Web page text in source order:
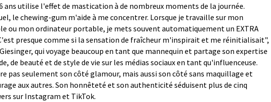
ans utilise l'effet de mastication à de nombreux moments de la journée.
le chewing-gum m'aide à me concentrer. Lorsque je travaille sur mon
ou mon ordinateur portable, je mets souvent automatiquement un EXTRA
presque comme si la sensation de fraîcheur m'inspirait et me réinitialisait",
qui voyage beaucoup en tant que mannequin et partage son expertise
de beauté et de style de vie sur les médias sociaux en tant qu'influenceuse.
pas seulement son côté glamour, mais aussi son côté sans maquillage et
aux autres. Son honnêteté et son authenticité séduisent plus de cinq
sur Instagram et TikTok.